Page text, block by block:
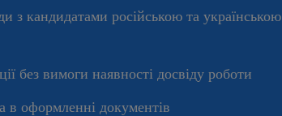
з кандидатами російською та українською
без вимоги наявності досвіду роботи
в оформленні документів